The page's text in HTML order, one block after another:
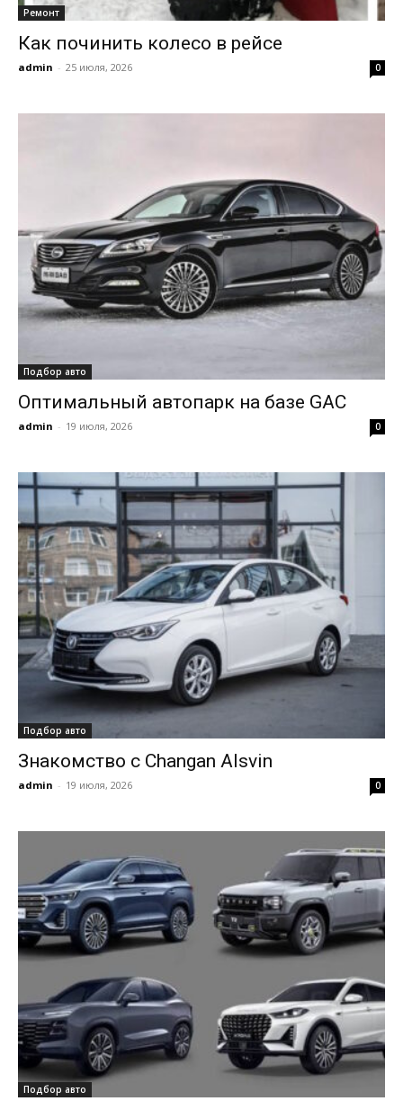
Ремонт
Как починить колесо в рейсе
admin - 25 июля, 2026 0
Подбор авто
Оптимальный автопарк на базе GAC
admin - 19 июля, 2026 0
Подбор авто
Знакомство с Changan Alsvin
admin - 19 июля, 2026 0
Подбор авто